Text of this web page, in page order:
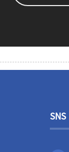
SNS